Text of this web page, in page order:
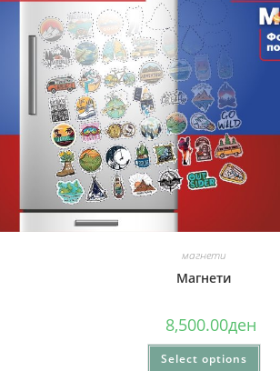
магнети
Магнети
8,500.00ден
Select options